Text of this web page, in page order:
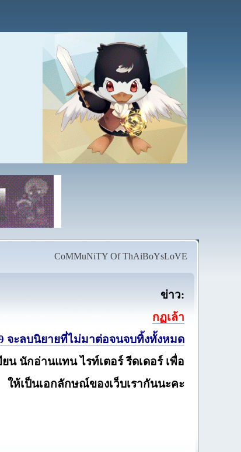
CoMMuNiTY Of ThAiBoYsLoVE
ข่าว:
กฏเล้า
จะลบนิยายที่ไม่มาต่อจนจบทิ้งทั้งหมด
น นักอ่านแทน ไรท์เตอร์ รีดเดอร์ เพื่อ
ให้เป็นเอกลักษณ์ของเว็บเรากันนะคะ